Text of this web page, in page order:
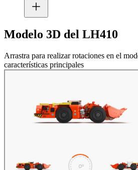
Modelo 3D del LH410
Arrastra para realizar rotaciones en el
características principales